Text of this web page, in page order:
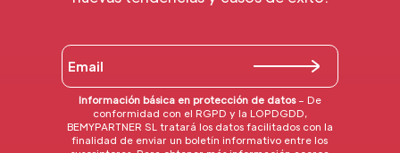
Información básica en protección de datos– De
conformidad con el RGPD y la LOPDGDD,
BEMYPARTNER SL tratará los datos facilitados con la
finalidad de enviar un boletín informativo entre los